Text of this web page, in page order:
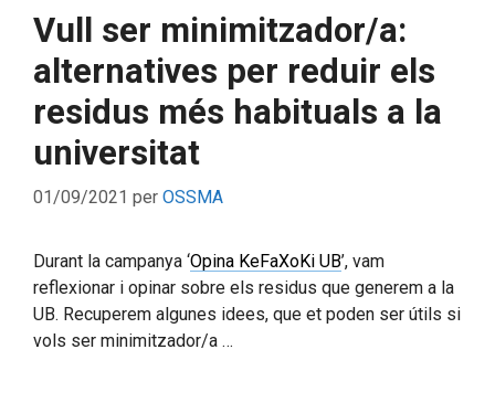
Vull ser minimitzador/a:
alternatives per reduir els
residus més habituals a la
universitat
01/09/2021 per OSSMA
Durant la campanya ‘Opina KeFaXoKi UB’, vam
reflexionar i opinar sobre els residus que generem a la
UB. Recuperem algunes idees, que et poden ser útils si
vols ser minimitzador/a …